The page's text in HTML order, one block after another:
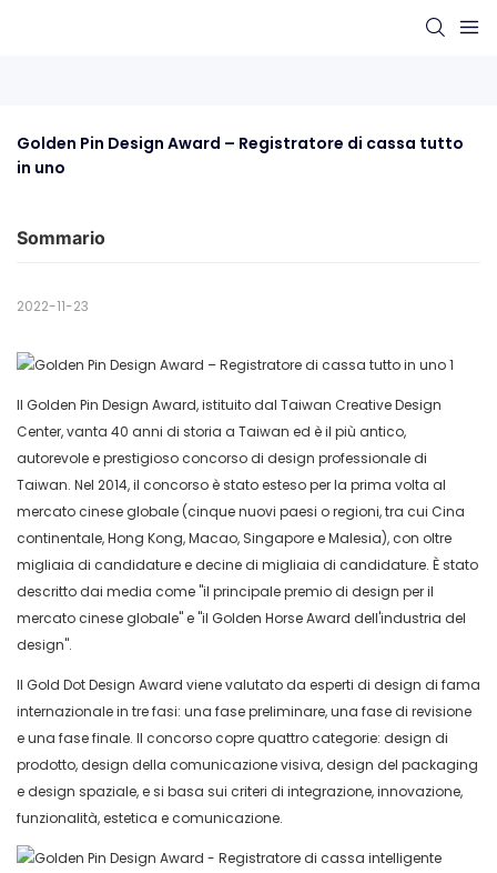
Golden Pin Design Award – Registratore di cassa tutto
in uno
Sommario
2022-11-23
Il Golden Pin Design Award, istituito dal Taiwan Creative Design
Center, vanta 40 anni di storia a Taiwan ed è il più antico,
autorevole e prestigioso concorso di design professionale di
Taiwan. Nel 2014, il concorso è stato esteso per la prima volta al
mercato cinese globale (cinque nuovi paesi o regioni, tra cui Cina
continentale, Hong Kong, Macao, Singapore e Malesia), con oltre
migliaia di candidature e decine di migliaia di candidature. È stato
descritto dai media come "il principale premio di design per il
mercato cinese globale" e "il Golden Horse Award dell'industria del
design".
Il Gold Dot Design Award viene valutato da esperti di design di fama
internazionale in tre fasi: una fase preliminare, una fase di revisione
e una fase finale. Il concorso copre quattro categorie: design di
prodotto, design della comunicazione visiva, design del packaging
e design spaziale, e si basa sui criteri di integrazione, innovazione,
funzionalità, estetica e comunicazione.